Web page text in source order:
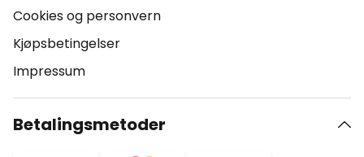
Cookies og personvern
Kjøpsbetingelser
Impressum
Betalingsmetoder